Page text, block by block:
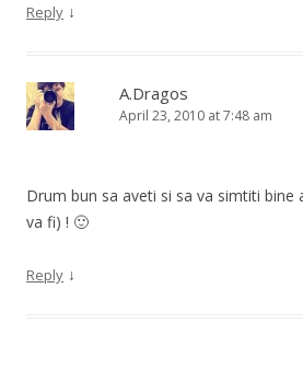
Reply ↓
A.Dragos
April 23, 2010 at 7:48 am
Drum bun sa aveti si sa va simtiti bine
va fi) ! 🙂
Reply ↓